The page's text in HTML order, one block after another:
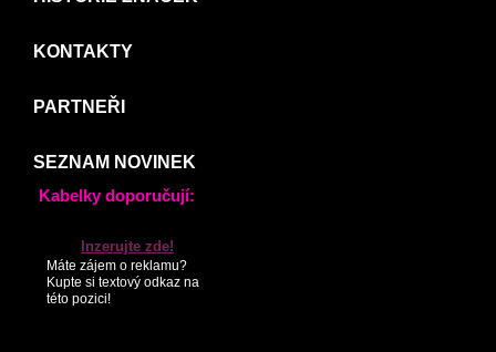
Puma Ferrari
Tommy Hilfiger
HISTORIE ZNAČEK
PARTNEŘI